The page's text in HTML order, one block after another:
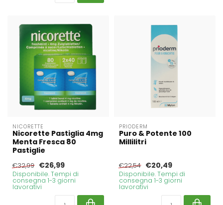
NICORETTE
Nicorette Pastiglia 4mg
Menta Fresca 80
Pastiglie
€32,99 €26,99
Disponibile. Tempi di
consegna 1-3 giorni
lavorativi
PRIODERM
Puro & Potente 100
Millilitri
€22,54 €20,49
Disponibile. Tempi di
consegna 1-3 giorni
lavorativi